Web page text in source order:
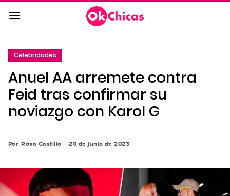
Saltar
al
contenido
a
la
navegación
principal
Celebridades
Anuel AA arremete contra
Feid tras confirmar su
noviazgo con Karol G
Por Rosa Castillo 20 de junio de 2023